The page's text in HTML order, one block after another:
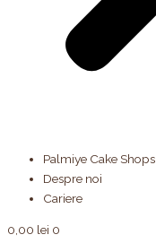
Palmiye Cake Shops
Despre noi
Cariere
0,00 lei 0